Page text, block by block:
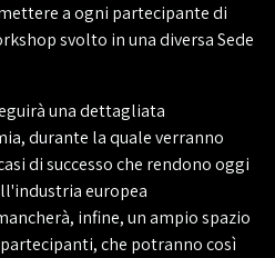
a ogni partecipante di
svolto in una diversa Sede
una dettagliata
durante la quale verranno
di successo che rendono oggi
europea
infine, un ampio spazio
che potranno così